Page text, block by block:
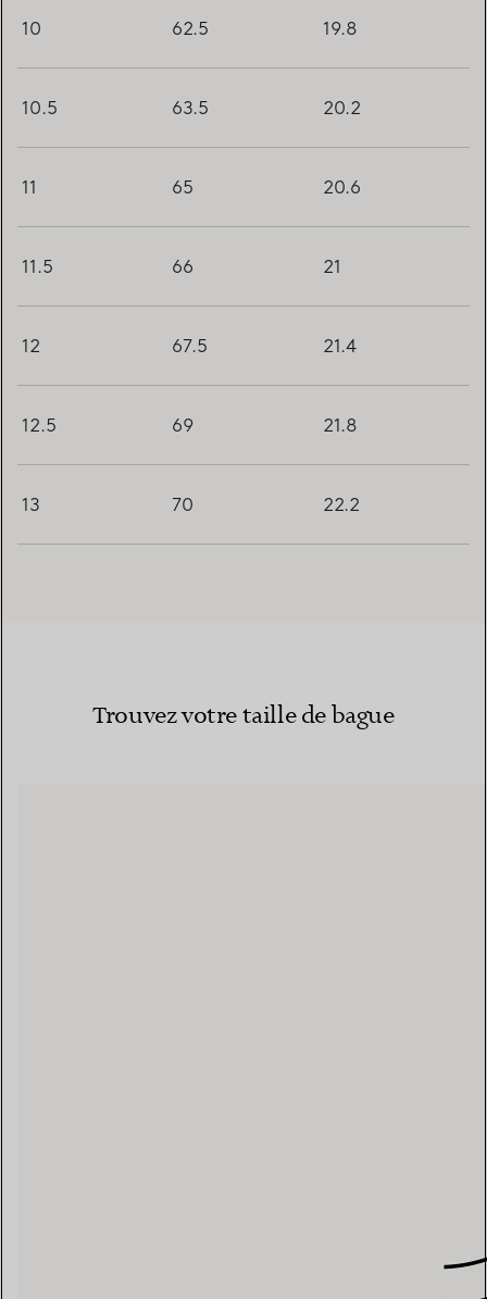
10 62.5 19.8
10.5 63.5 20.2
11 65 20.6
11.5 66 21
12 67.5 21.4
12.5 69 21.8
13 70 22.2
Trouvez votre taille de bague